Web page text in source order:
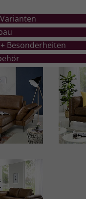
Besonderheiten